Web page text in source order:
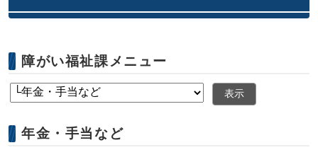
障がい福祉課メニュー
表示
年金・手当など